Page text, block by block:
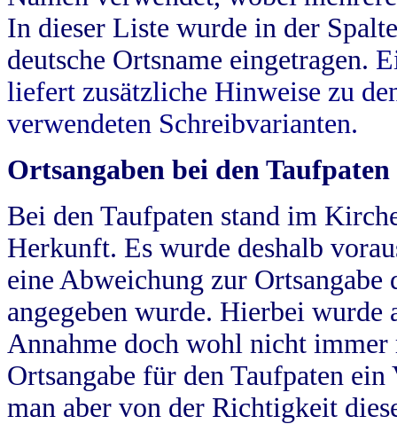
In dieser Liste wurde in der
deutsche Ortsname eingetragen.
liefert zusätzliche Hinweise zu
verwendeten Schreibvarianten.
Ortsangaben bei den Taufpaten
Bei den Taufpaten stand im
Herkunft. Es wurde deshalb
eine Abweichung zur
angegeben wurde. Hierbei wurde
Annahme doch wohl nicht
Ortsangabe für den Taufpaten
man aber von der Richtigkeit